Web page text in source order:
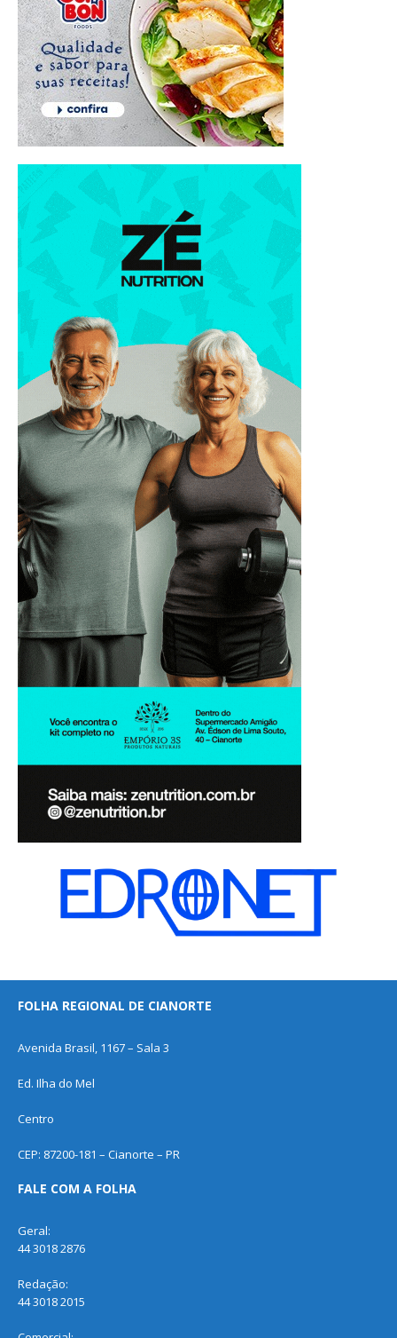
FOLHA REGIONAL DE CIANORTE
Avenida Brasil, 1167 – Sala 3
Ed. Ilha do Mel
Centro
CEP: 87200-181 – Cianorte – PR
FALE COM A FOLHA
Geral:
44 3018 2876
Redação:
44 3018 2015